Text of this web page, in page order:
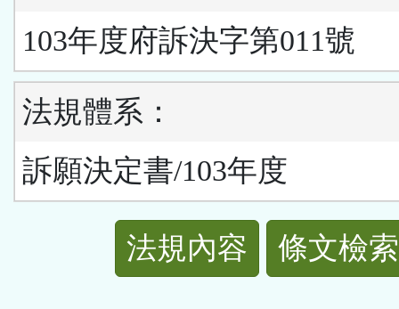
103年度府訴決字第011號
法規體系：
訴願決定書/103年度
法規內容 條文檢索